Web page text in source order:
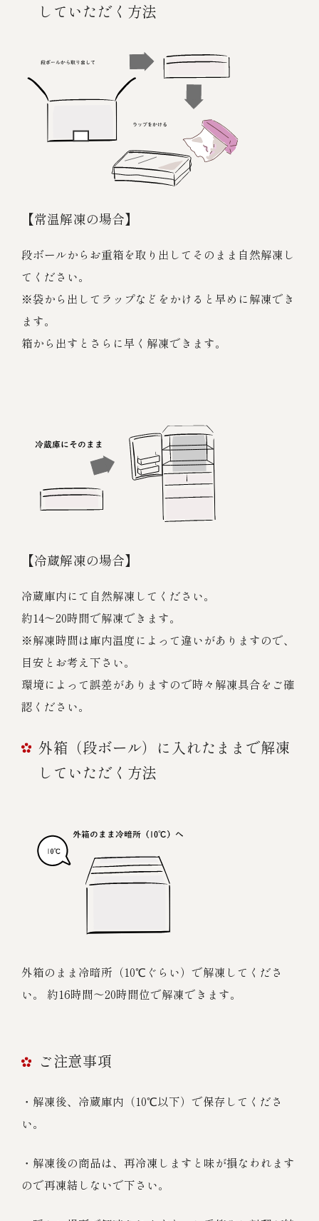
していただく方法
【常温解凍の場合】
段ボールからお重箱を取り出してそのまま自然解凍し
てください。
※袋から出してラップなどをかけると早めに解凍でき
ます。
箱から出すとさらに早く解凍できます。
【冷蔵解凍の場合】
冷蔵庫内にて自然解凍してください。
約14～20時間で解凍できます。
※解凍時間は庫内温度によって違いがありますので、
目安とお考え下さい。
環境によって誤差がありますので時々解凍具合をご確
認ください。
外箱（段ボール）に入れたままで解凍
していただく方法
外箱のまま冷暗所（10℃ぐらい）で解凍してくださ
い。 約16時間～20時間位で解凍できます。
ご注意事項
・解凍後、冷蔵庫内（10℃以下）で保存してくださ
い。
・解凍後の商品は、再冷凍しますと味が損なわれます
ので再凍結しないで下さい。